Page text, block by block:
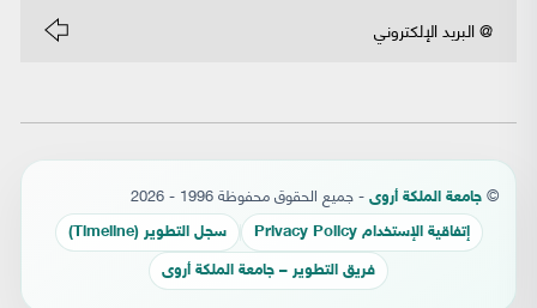
© جامعة الملكة أروى - جميع الحقوق محفوظة 1996 - 2026
إتفاقية الإستخدام Privacy Policy سجل التطوير (Timeline)
فريق التطوير – جامعة الملكة أروى